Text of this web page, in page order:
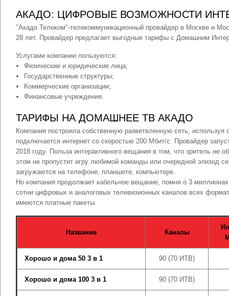
АКАДО: ЦИФРОВЫЕ ВОЗМОЖНОСТИ
"Акадо Телеком"-телекоммуникационный провайдер в Москве и
28 лет. Провайдер предлагает выгодные тарифы с Домашним
Услугами компании пользуются:
Физические и юридические лица;
Государственные структуры;
Коммерческие организации;
Финансовые учреждения.
ТАРИФЫ НА ДОМАШНЕЕ ТВ АКАДО
Компания построила собственную разветвленную сеть,
подключается интернет со скоростью 200 Мбит/с. Провайдер
2018 году. Польза интерактивного вещания в том, что зритель не
этом не пропустит игру любимой команды или очередной эпизод
загружаются на телефоне, планшете, компьютере.
Но компания продолжает кабельное вещание, помня о 3
сотни цифровых и аналоговых телевизионных каналов всех
имеются платные пакеты.
Название Каналы
Хорошо и дома 50 3 в 1 90 (70 ИТВ)
Хорошо и дома 100 3 в 1 90 (70 ИТВ)